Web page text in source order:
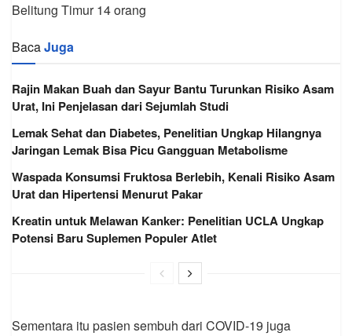
Belitung Timur 14 orang
BacaJuga
Rajin Makan Buah dan Sayur Bantu Turunkan Risiko Asam
Urat, Ini Penjelasan dari Sejumlah Studi
Lemak Sehat dan Diabetes, Penelitian Ungkap Hilangnya
Jaringan Lemak Bisa Picu Gangguan Metabolisme
Waspada Konsumsi Fruktosa Berlebih, Kenali Risiko Asam
Urat dan Hipertensi Menurut Pakar
Kreatin untuk Melawan Kanker: Penelitian UCLA Ungkap
Potensi Baru Suplemen Populer Atlet
Sementara itu pasien sembuh dari COVID-19 juga